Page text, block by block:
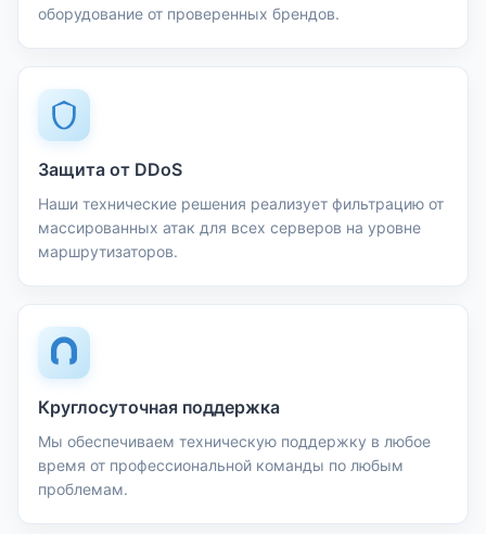
оборудование от проверенных брендов.
Защита от DDoS
Наши технические решения реализует фильтрацию от
массированных атак для всех серверов на уровне
маршрутизаторов.
Круглосуточная поддержка
Мы обеспечиваем техническую поддержку в любое
время от профессиональной команды по любым
проблемам.